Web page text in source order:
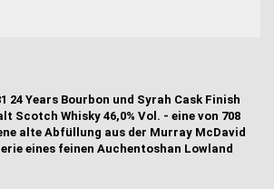
24 Years Bourbon und Syrah Cask Finish
Scotch Whisky 46,0% Vol. - eine von 708
alte Abfüllung aus der Murray McDavid
eines feinen Auchentoshan Lowland